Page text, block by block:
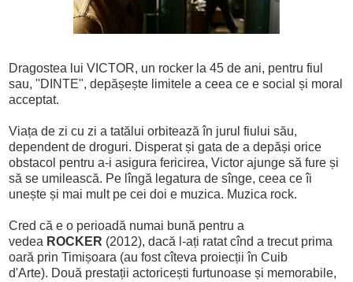
Dragostea lui VICTOR, un rocker la 45 de ani, pentru fiul
sau, ''DINTE", depășește limitele a ceea ce e social și moral
acceptat.
Viața de zi cu zi a tatălui orbitează în jurul fiului său,
dependent de droguri. Disperat și gata de a depăși orice
obstacol pentru a-i asigura fericirea, Victor ajunge să fure și
să se umilească. Pe lîngă legatura de sînge, ceea ce îi
unește și mai mult pe cei doi e muzica. Muzica rock.
Cred că e o perioadă numai bună pentru a
vedea ROCKER (2012), dacă l-ați ratat cînd a trecut prima
oară prin Timișoara (au fost cîteva proiecții în Cuib
d'Arte). Două prestații actoricești furtunoase și memorabile,